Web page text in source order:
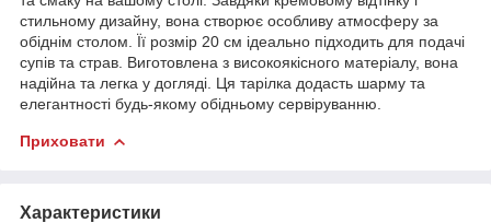
стильному дизайну, вона створює особливу атмосферу за
обіднім столом. Її розмір 20 см ідеально підходить для подачі
супів та страв. Виготовлена з високоякісного матеріалу, вона
надійна та легка у догляді. Ця тарілка додасть шарму та
елегантності будь-якому обідньому сервіруванню.
Приховати
Характеристики